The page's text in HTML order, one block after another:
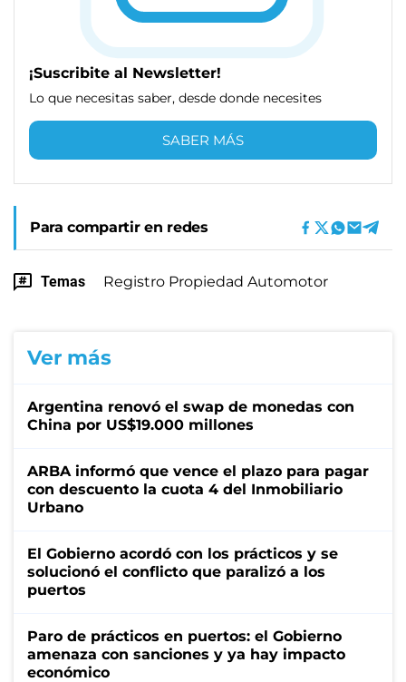
¡Suscribite al Newsletter!
Lo que necesitas saber, desde donde necesites
SABER MÁS
Para compartir en redes
Temas Registro Propiedad Automotor
Ver más
Argentina renovó el swap de monedas con
China por US$19.000 millones
ARBA informó que vence el plazo para pagar
con descuento la cuota 4 del Inmobiliario
Urbano
El Gobierno acordó con los prácticos y se
solucionó el conflicto que paralizó a los
puertos
Paro de prácticos en puertos: el Gobierno
amenaza con sanciones y ya hay impacto
económico